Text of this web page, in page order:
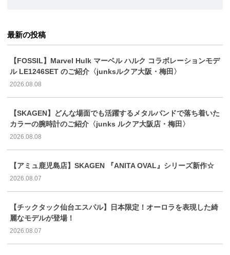
最新の投稿
【FOSSIL】Marvel Hulk マーベル ハルク コラボレーションモデ
ル LE1246SET のご紹介〈junksルクア大阪・梅田〉
2026.08.08
【SKAGEN】どんな場面でも活躍するメタルバンドで落ち着いた
カラーの腕時計のご紹介〈junks ルクア大阪店・梅田〉
2026.08.08
【アミュ鹿児島店】SKAGEN 『ANITA OVAL』シリーズ新作☆
2026.08.07
【チックタック仙台エスパル】日本限定！オーロラを表現した綺
麗なモデルが登場！
2026.08.07